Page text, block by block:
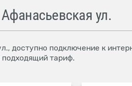
ул.
доступно подключение к
тариф.